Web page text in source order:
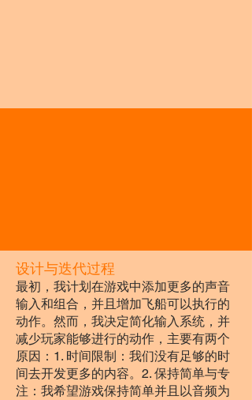
设计与迭代过程
最初，我计划在游戏中添加更多的声音
输入和组合，并且增加飞船可以执行的
动作。然而，我决定简化输入系统，并
减少玩家能够进行的动作，主要有两个
原因：1. 时间限制：我们没有足够的时
间去开发更多的内容。2. 保持简单与专
注：我希望游戏保持简单并且以音频为